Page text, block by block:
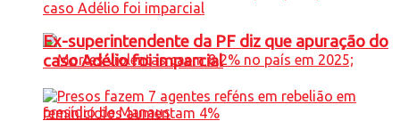
Ex-superintendente da PF diz que apuração do
caso Adélio foi imparcial